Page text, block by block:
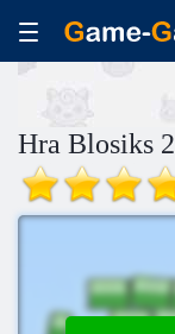
Hra Blosiks 2